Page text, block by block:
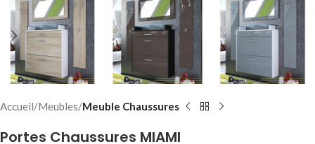
Accueil Meubles Meuble Chaussures
Portes Chaussures MIAMI